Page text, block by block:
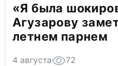
«Я была
Агузарову
летнем парнем
4 августа 72